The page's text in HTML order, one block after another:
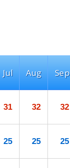
Jul
31
25
Aug
32
25
Sep
32
25